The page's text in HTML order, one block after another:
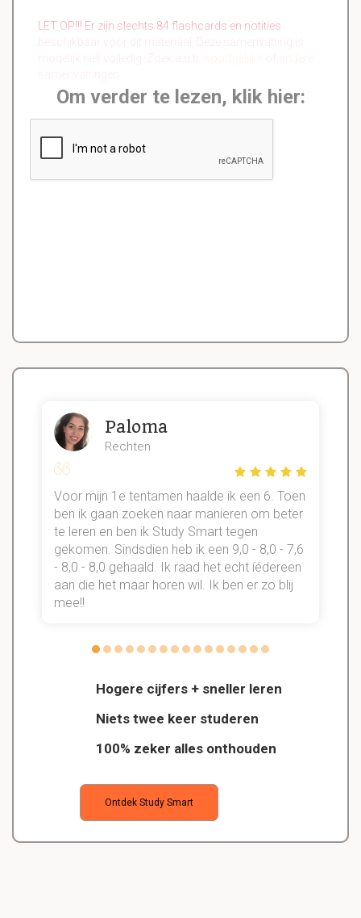
LET OP!!! Er zijn slechts 84 flashcards en notities
beschikbaar voor dit materiaal. Deze samenvatting is
Om verder te lezen, klik hier:
Hogere cijfers + sneller leren
Niets twee keer studeren
100% zeker alles onthouden
Ontdek Study Smart
Paloma
Rechten
Voor mijn 1e tentamen haalde ik een 6. Toen
ben ik gaan zoeken naar manieren om beter
te leren en ben ik Study Smart tegen
gekomen. Sindsdien heb ik een 9,0 - 8,0 - 7,6
- 8,0 - 8,0 gehaald. Ik raad het echt íédereen
aan die het maar horen wil. Ik ben er zo blij
mee!!